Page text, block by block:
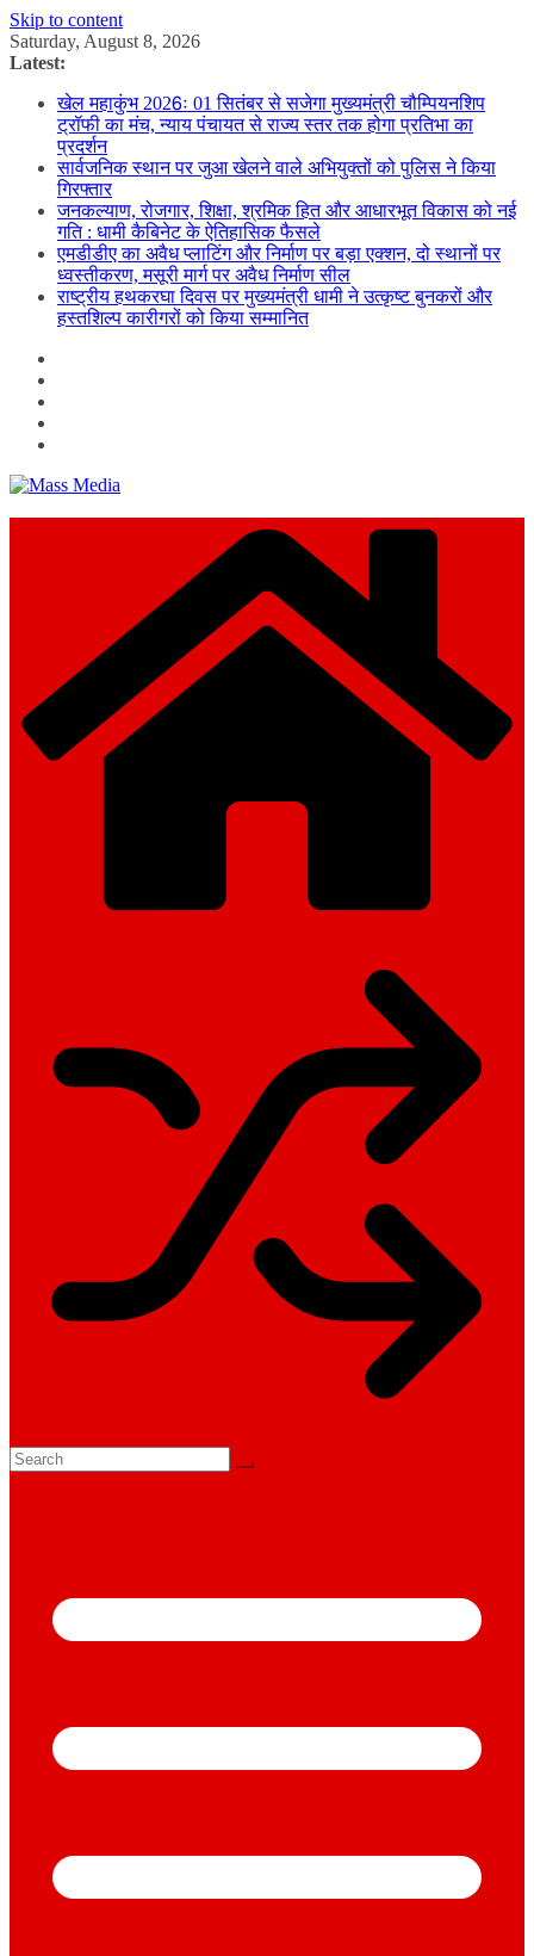
Skip to content
Saturday, August 8, 2026
Latest:
खेल महाकुंभ 2026ः 01 सितंबर से सजेगा मुख्यमंत्री चौम्पियनशिप
ट्रॉफी का मंच, न्याय पंचायत से राज्य स्तर तक होगा प्रतिभा का
प्रदर्शन
सार्वजनिक स्थान पर जुआ खेलने वाले अभियुक्तों को पुलिस ने किया
गिरफ्तार
जनकल्याण, रोजगार, शिक्षा, श्रमिक हित और आधारभूत विकास को नई
गति : धामी कैबिनेट के ऐतिहासिक फैसले
एमडीडीए का अवैध प्लाटिंग और निर्माण पर बड़ा एक्शन, दो स्थानों पर
ध्वस्तीकरण, मसूरी मार्ग पर अवैध निर्माण सील
राष्ट्रीय हथकरघा दिवस पर मुख्यमंत्री धामी ने उत्कृष्ट बुनकरों और
हस्तशिल्प कारीगरों को किया सम्मानित